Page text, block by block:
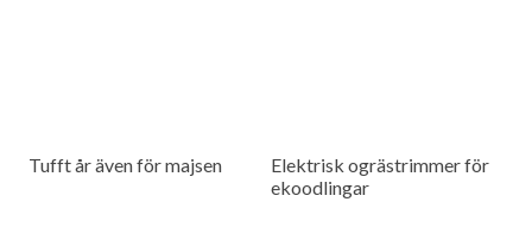
Tufft år även för majsen
Elektrisk ogrästrimmer för
ekoodlingar